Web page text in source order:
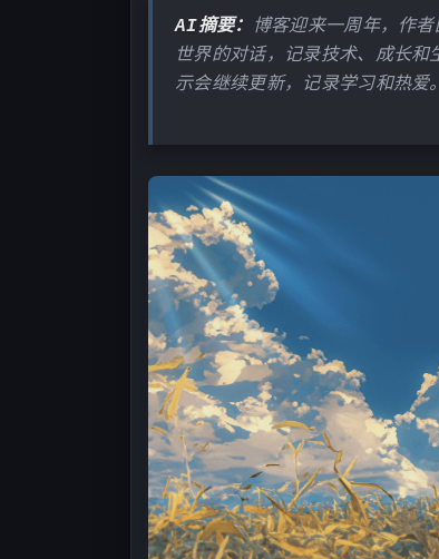
AI摘要：
博客迎来一周年，作
世界的对话，记录技术、成长
示会继续更新，记录学习和热爱。